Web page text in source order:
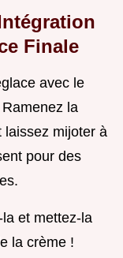
Finale
avec le
la
laissez mijoter à
pour des
et mettez-la
la crème !